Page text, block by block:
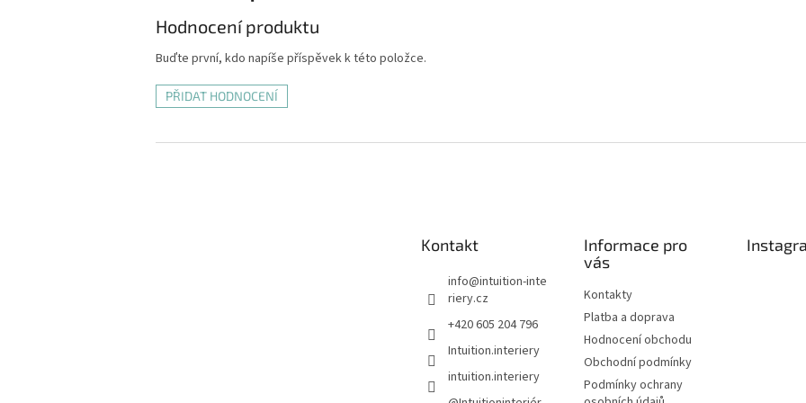
Hodnocení produktu
Buďte první, kdo napíše příspěvek k této položce.
PŘIDAT HODNOCENÍ
Kontakt
info@intuition-inte
riery.cz
+420 605 204 796
Intuition.interiery
intuition.interiery
Informace pro
vás
Kontakty
Platba a doprava
Hodnocení obchodu
Obchodní podmínky
Podmínky ochrany